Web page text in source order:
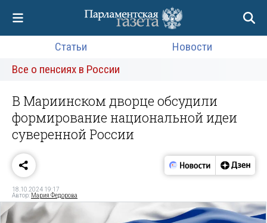
Статьи
Новости
Все о пенсиях в России
В Мариинском дворце обсудили
формирование национальной идеи
суверенной России
18.10.2024 19:17
Автор: Мария Федорова